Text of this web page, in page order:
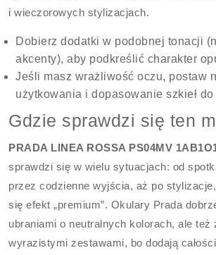
i wieczorowych stylizacjach.
Dobierz dodatki w podobnej tonacji
akcenty), aby podkreślić charakter
Jeśli masz wrażliwość oczu, postaw
użytkowania i dopasowanie szkieł do
Gdzie sprawdzi się ten
PRADA LINEA ROSSA PS04MV
sprawdzi się w wielu sytuacjach: od
przez codzienne wyjścia, aż po
się efekt „premium”. Okulary Prada
ubraniami o neutralnych kolorach, ale też
wyrazistymi zestawami, bo dodają